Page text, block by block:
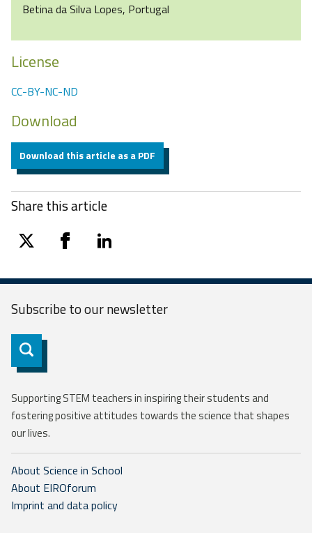
Betina da Silva Lopes, Portugal
License
CC-BY-NC-ND
Download
Download this article as a PDF
Share this article
twitter facebooklinkedin
Subscribe to ournewsletter
Subscribe
Supporting STEM teachers in inspiring their students and
fostering positive attitudes towards the science that shapes
our lives.
About Science in School
About EIROforum
Imprint and data policy